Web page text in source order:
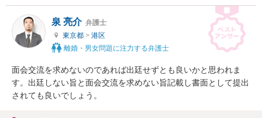
泉 亮介 弁護士
東京都 > 港区
離婚・男女問題に注力する弁護士
面会交流を求めないのであれば出廷せずとも良いかと思われま
す。出廷しない旨と面会交流を求めない旨記載し書面として提出
されても良いでしょう。